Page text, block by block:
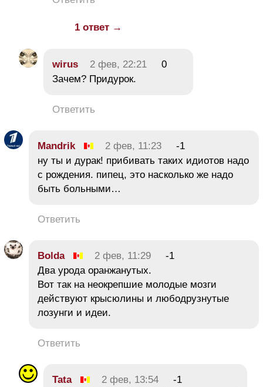
1 ответ →
wirus 2 фев, 22:21
0
Зачем? Придурок.
Ответить
Mandrik 2 фев, 11:23
-1
ну ты и дурак! прибивать таких идиотов надо
с рождения. пипец, это насколько же надо
быть больными…
Ответить
Bolda 2 фев, 11:29
-1
Два урода оранжанутых.
Вот так на неокрепшие молодые мозги
действуют крысюлины и любодрузнутые
лозунги и идеи.
Ответить
Tata 2 фев, 13:54
-1